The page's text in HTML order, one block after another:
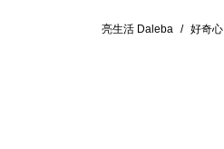
亮生活 Daleba / 好奇心